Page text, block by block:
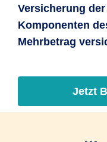
Versicherung
Komponenten
Mehrbetrag
Jetzt